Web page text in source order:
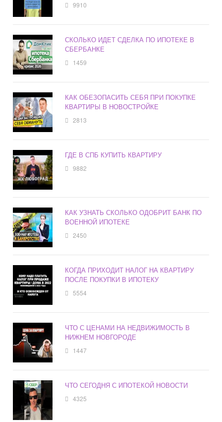
9910
СКОЛЬКО ИДЕТ СДЕЛКА ПО ИПОТЕКЕ В
СБЕРБАНКЕ
1459
КАК ОБЕЗОПАСИТЬ СЕБЯ ПРИ ПОКУПКЕ
КВАРТИРЫ В НОВОСТРОЙКЕ
2813
ГДЕ В СПБ КУПИТЬ КВАРТИРУ
9882
КАК УЗНАТЬ СКОЛЬКО ОДОБРИТ БАНК ПО
ВОЕННОЙ ИПОТЕКЕ
2450
КОГДА ПРИХОДИТ НАЛОГ НА КВАРТИРУ
ПОСЛЕ ПОКУПКИ В ИПОТЕКУ
5554
ЧТО С ЦЕНАМИ НА НЕДВИЖИМОСТЬ В
НИЖНЕМ НОВГОРОДЕ
1447
ЧТО СЕГОДНЯ С ИПОТЕКОЙ НОВОСТИ
4325